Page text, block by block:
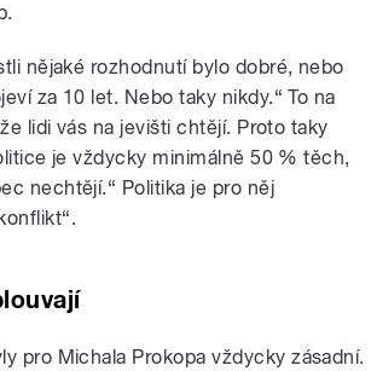
nějaké rozhodnutí bylo dobré, nebo
za 10 let. Nebo taky nikdy.“ To na
lidi vás na jevišti chtějí. Proto taky
je vždycky minimálně 50 % těch,
nechtějí.“ Politika je pro něj
pro Michala Prokopa vždycky zásadní.